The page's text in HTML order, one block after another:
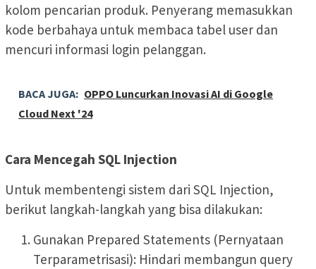
kolom pencarian produk. Penyerang memasukkan
kode berbahaya untuk membaca tabel user dan
mencuri informasi login pelanggan.
BACA JUGA: OPPO Luncurkan Inovasi AI di Google
Cloud Next '24
Cara Mencegah SQL Injection
Untuk membentengi sistem dari SQL Injection,
berikut langkah-langkah yang bisa dilakukan:
Gunakan Prepared Statements (Pernyataan
Terparametrisasi): Hindari membangun query